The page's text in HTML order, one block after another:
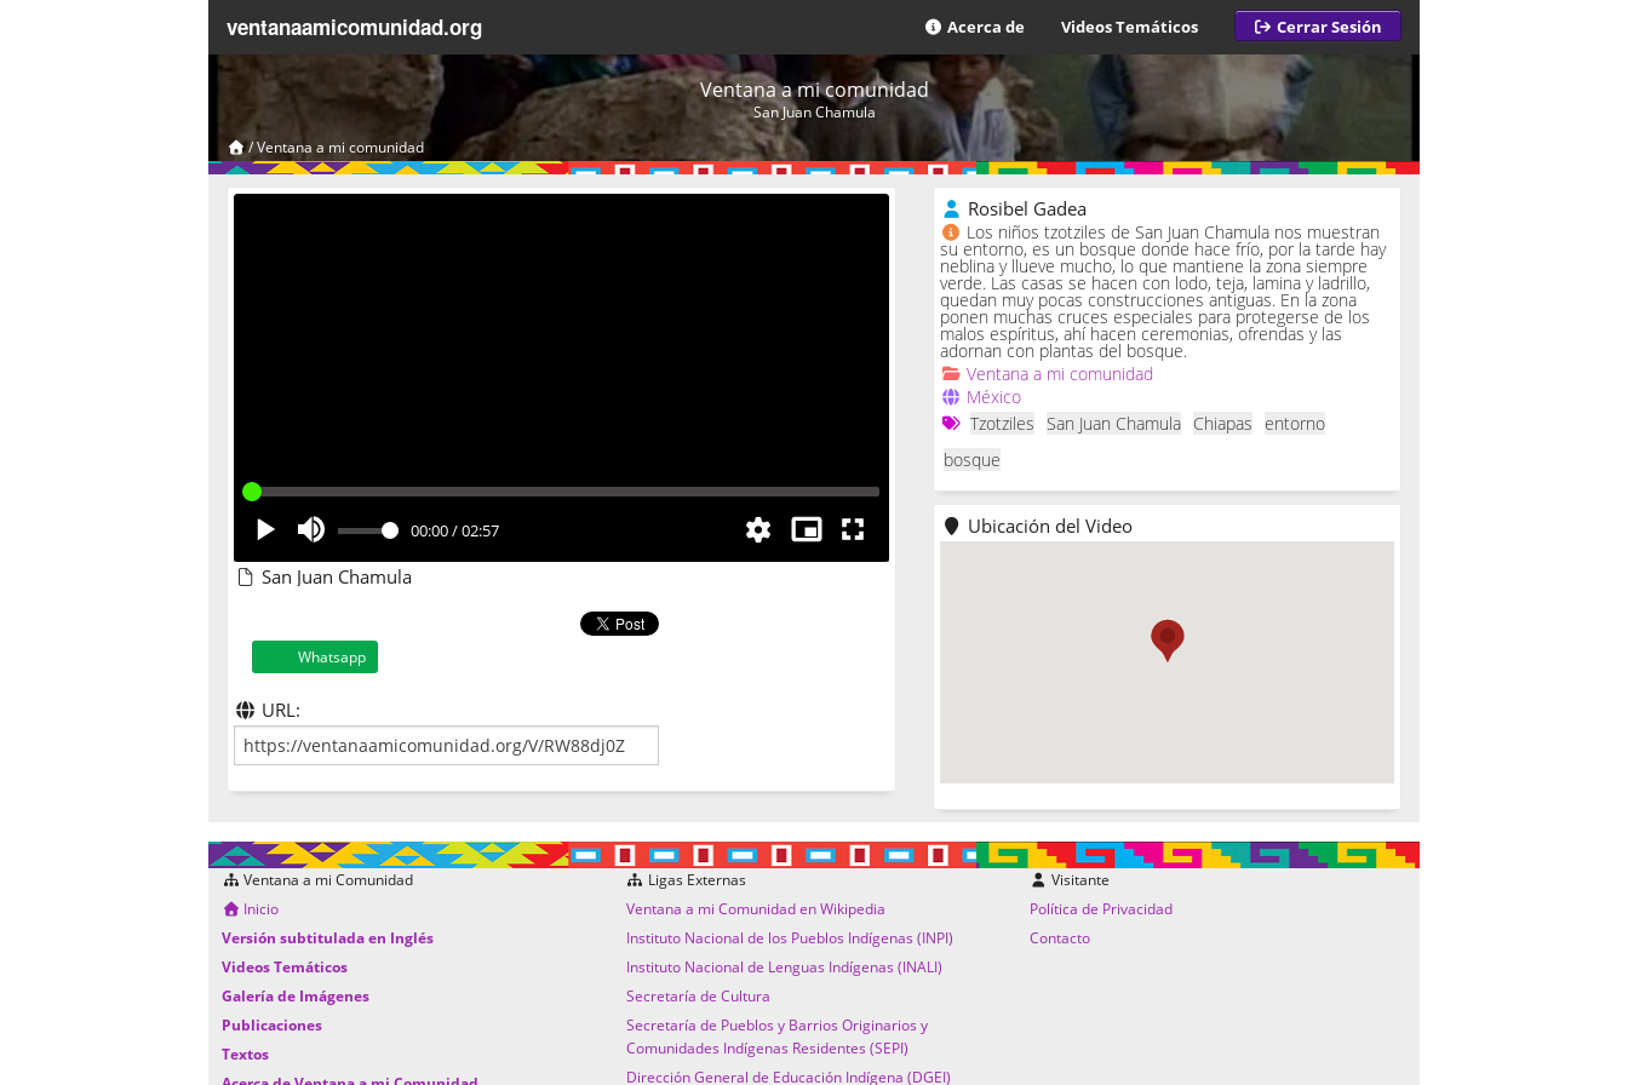
ventanaamicomunidad.org Acerca de Videos Temáticos Cerrar Sesión
Ventana a mi comunidad
San Juan Chamula
/Ventana a mi comunidad
00:00/02:57
San Juan Chamula
Whatsapp
URL:
Rosibel Gadea
Los niños tzotziles de San Juan Chamula nos muestran
su entorno, es un bosque donde hace frío, por la tarde hay
neblina y llueve mucho, lo que mantiene la zona siempre
verde. Las casas se hacen con lodo, teja, lamina y ladrillo,
quedan muy pocas construcciones antiguas. En la zona
ponen muchas cruces especiales para protegerse de los
malos espíritus, ahí hacen ceremonias, ofrendas y las
adornan con plantas del bosque.
Ventana a mi comunidad
México
Tzotziles San Juan Chamula Chiapas entorno
bosque
Ubicación del Video
Ventana a mi Comunidad
Inicio
Versión subtitulada en Inglés
Videos Temáticos
Galería de Imágenes
Publicaciones
Textos
Ligas Externas
Ventana a mi Comunidad en Wikipedia
Instituto Nacional de los Pueblos Indígenas (INPI)
Instituto Nacional de Lenguas Indígenas (INALI)
Secretaría de Cultura
Secretaría de Pueblos y Barrios Originarios y
Comunidades Indígenas Residentes (SEPI)
Dirección General de Educación Indígena (DGEI)
Visitante
Política de Privacidad
Contacto